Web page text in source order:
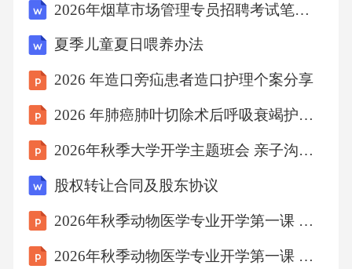
3.3.1半卧位或端坐位-目的：减少回心血量，缓
2间歇性下肢抬高-目的：促进下肢静脉回流，减
轻水肿。-方法：使用弹力袜或间歇充气加压装
置。3.4.1限制液体入量每日液体入量标准：日
常1000-1500ml，心衰加重时500ml以下；需记
静脉输液需严控流速（如20-30滴/min），优先
选生理盐水，避免高渗液体。3.4液体管理3.5并
2026年烟草市场管理专员招聘考试笔试试题（含答案）
夏季儿童夏日喂养办法
2026 年造口旁疝患者造口护理个案分享
2026 年肺癌肺叶切除术后呼吸衰竭护理个案
2026年秋季大学开学主题班会 亲子沟通的艺术课件
股权转让合同及股东协议
2026年秋季动物医学专业开学第一课 专业素养与核心竞争力
2026年秋季动物医学专业开学第一课 学科交叉与创新发展